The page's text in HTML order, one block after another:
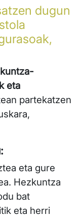
dugun
eta
partekatzen
eta gure
Hezkuntza
bat
eta herri